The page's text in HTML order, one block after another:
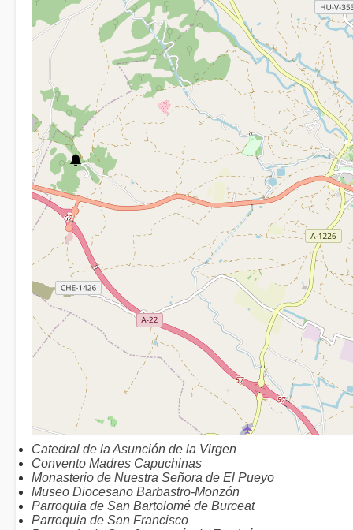
Catedral de la Asunción de la Virgen
Convento Madres Capuchinas
Monasterio de Nuestra Señora de El Pueyo
Museo Diocesano Barbastro-Monzón
Parroquia de San Bartolomé de Burceat
Parroquia de San Francisco